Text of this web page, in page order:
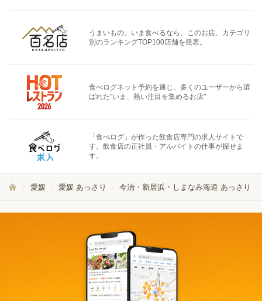
うまいもの、いま食べるなら、このお店。カテゴリ
別のランキングTOP100店舗を発表。
食べログネット予約を通じ、多くのユーザーから選
ばれた"いま、熱い注目を集めるお店"
「食べログ」が作った飲食店専門の求人サイトで
す。飲食店の正社員・アルバイトの仕事が探せま
す。
愛媛 愛媛 あっさり 今治・新居浜・しまなみ海道 あっさり